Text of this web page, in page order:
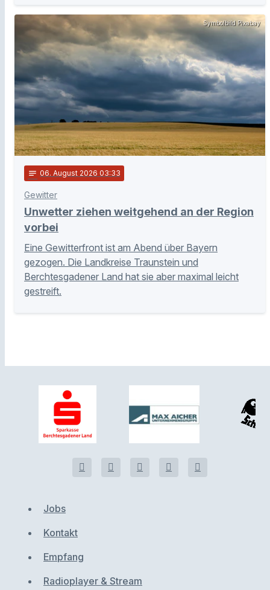
Symbolbild Pixabay
notes 06. August 2026 03:33
Gewitter
Unwetter ziehen weitgehend an der Region
vorbei
Eine Gewitterfront ist am Abend über Bayern
gezogen. Die Landkreise Traunstein und
Berchtesgadener Land hat sie aber maximal leicht
gestreift.
Jobs
Kontakt
Empfang
Radioplayer & Stream